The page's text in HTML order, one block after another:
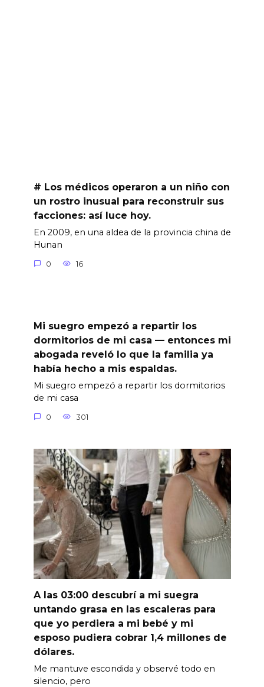
# Los médicos operaron a un niño con
un rostro inusual para reconstruir sus
facciones: así luce hoy.
En 2009, en una aldea de la provincia china de
Hunan
0 16
Mi suegro empezó a repartir los
dormitorios de mi casa — entonces mi
abogada reveló lo que la familia ya
había hecho a mis espaldas.
Mi suegro empezó a repartir los dormitorios
de mi casa
0 301
A las 03:00 descubrí a mi suegra
untando grasa en las escaleras para
que yo perdiera a mi bebé y mi
esposo pudiera cobrar 1,4 millones de
dólares.
Me mantuve escondida y observé todo en
silencio, pero